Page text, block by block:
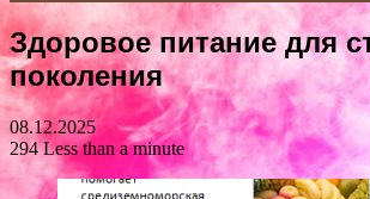
for
Здоровое питание для
поколения
08.12.2025
294Less than a minute